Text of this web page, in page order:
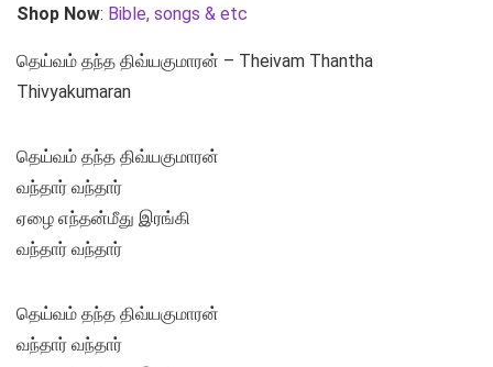
Shop Now: Bible, songs & etc
தெய்வம் தந்த திவ்யகுமாரன் – Theivam Thantha
Thivyakumaran
தெய்வம் தந்த திவ்யகுமாரன்
வந்தார் வந்தார்
ஏழை எந்தன்மீது இரங்கி
வந்தார் வந்தார்
தெய்வம் தந்த திவ்யகுமாரன்
வந்தார் வந்தார்